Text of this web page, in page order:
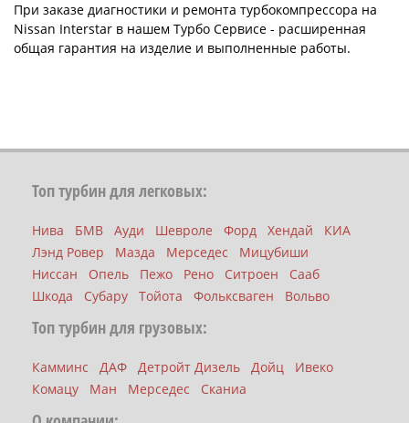
При заказе диагностики и ремонта турбокомпрессора на
Nissan Interstar в нашем Турбо Сервисе - расширенная
общая гарантия на изделие и выполненные работы.
Топ турбин для легковых:
Нива БМВ Ауди Шевроле Форд Хендай
КИА
Лэнд Ровер
Мазда Мерседес
Мицубиши
Ниссан
Опель Пежо Рено Ситроен
Сааб
Шкода
Субару Тойота Фольксваген Вольво
Топ турбин для грузовых:
Камминс ДАФ Детройт Дизель Дойц
Ивеко
Комацу
Ман Мерседес Сканиа